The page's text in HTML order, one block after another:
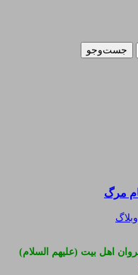
اخلاق، اخبار،
مرگ
اهل بیت (علیهم السلام)